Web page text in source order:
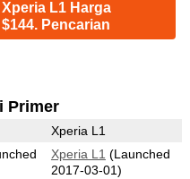
Xperia L1 Harga
$144. Pencarian
Primer
Xperia L1
Xperia L1 (Launched
2017-03-01)